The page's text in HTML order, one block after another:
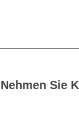
Nehmen Sie